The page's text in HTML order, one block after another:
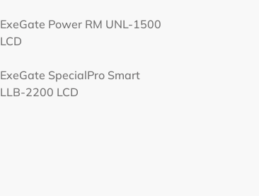
ExeGate Power RM UNL-1500
LCD
ExeGate SpecialPro Smart
LLB-2200 LCD